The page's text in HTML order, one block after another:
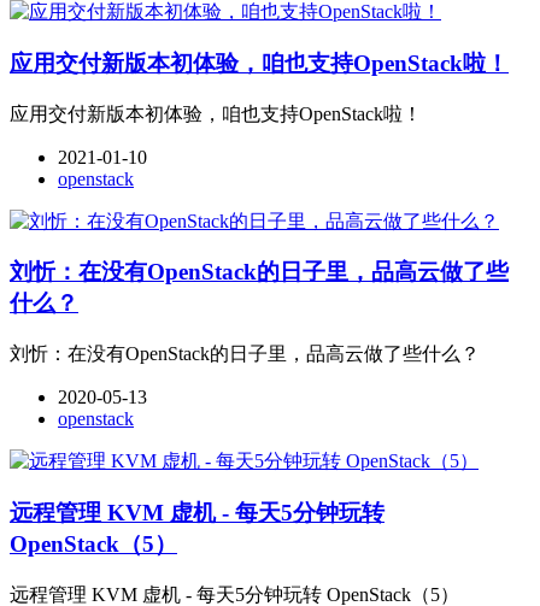
应用交付新版本初体验，咱也支持OpenStack啦！
应用交付新版本初体验，咱也支持OpenStack啦！
2021-01-10
openstack
刘忻：在没有OpenStack的日子里，品高云做了些
什么？
刘忻：在没有OpenStack的日子里，品高云做了些什么？
2020-05-13
openstack
远程管理 KVM 虚机 - 每天5分钟玩转
OpenStack（5）
远程管理 KVM 虚机 - 每天5分钟玩转 OpenStack（5）